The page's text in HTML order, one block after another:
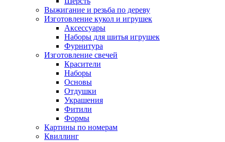
Выжигание и резьба по дереву
Изготовление кукол и игрушек
Аксессуары
Наборы для шитья игрушек
Фурнитура
Изготовление свечей
Красители
Наборы
Основы
Отдушки
Украшения
Фитили
Формы
Картины по номерам
Квиллинг